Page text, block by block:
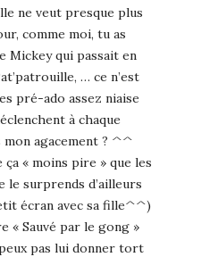
ne veut presque plus
comme moi, tu as
Mickey qui passait en
… ce n’est
pré-ado assez niaise
à chaque
agacement ? ^^
« moins pire » que les
le surprends d’ailleurs
écran avec sa fille^^)
« Sauvé par le gong »
peux pas lui donner tort